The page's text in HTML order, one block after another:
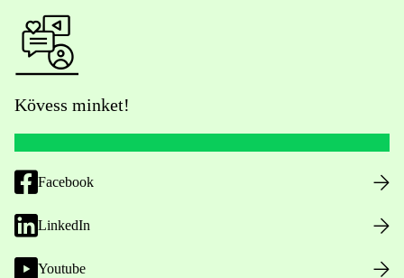
Kövess minket!
Facebook
LinkedIn
Youtube